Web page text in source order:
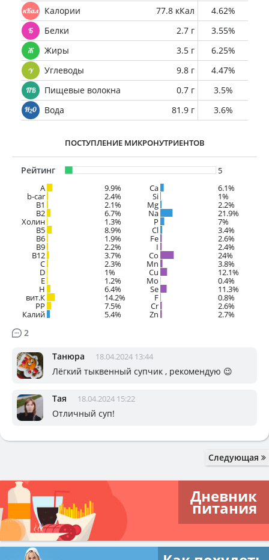
Калории
77.8 кКал
4.62%
Белки
2.7 г
3.55%
Жиры
3.5 г
6.25%
Углеводы
9.8 г
4.47%
Пищевые волокна
0.7 г
3.5%
Вода
81.9 г 3.6%
ПОСТУПЛЕНИЕ МИКРОНУТРИЕНТОВ
Рейтинг
5
A
9.9%
b-car 2.4%
В1 2.1%
B2 6.7%
Холин 1.3%
B5 8.9%
B6 1.9%
B9 2.2%
B12 3.7%
C 2.3%
D 1%
E 1.2%
H 6.4%
вит.К 14.2%
PP 7.5%
Калий 5.4%
Ca 6.1%
Si 1%
Mg 2.2%
Na 21.9%
P 7%
Cl 3.4%
Fe 2.6%
I 2.4%
Co 24%
Mn 3.8%
Cu 12.1%
Mo 0.4%
Se 11.3%
F 0.8%
Cr 2.6%
Zn 2.7%
2
Танюра 18.04.2024 13:44
Лёгкий тыквенный супчик , рекомендую 😉
Тая 18.04.2024 15:22
Отличный суп!
Следующая
Дневник
питания